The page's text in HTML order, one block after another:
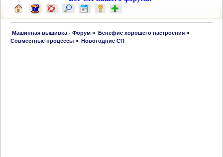
Машинная вышивка - Форум » Бенефис хорошего настроения»
Совместные процессы » Новогодние СП